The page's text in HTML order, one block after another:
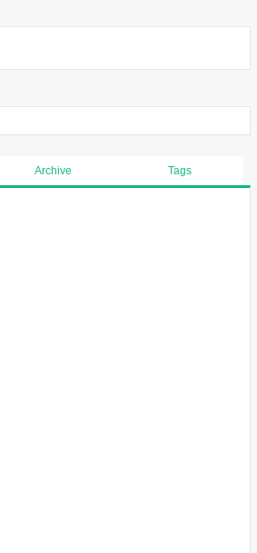
Archive Tags